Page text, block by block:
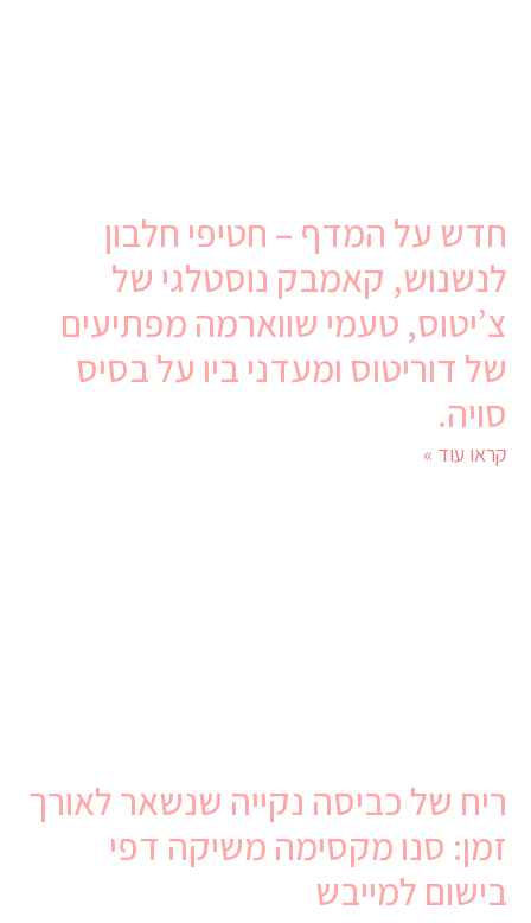
חדש על המדף – חטיפי חלבון
לנשנוש, קאמבק נוסטלגי של
צ’יטוס, טעמי שווארמה מפתיעים
של דוריטוס ומעדני ביו על בסיס
סויה.
קראו עוד »
ריח של כביסה נקייה שנשאר לאורך
זמן: סנו מקסימה משיקה דפי
בישום למייבש